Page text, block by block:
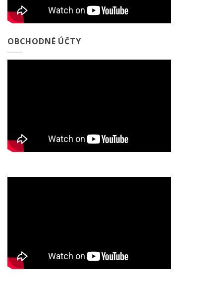
OBCHODNÉ ÚČTY